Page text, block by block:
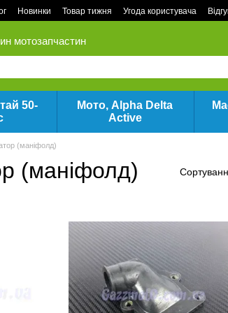
Новинки Товар тижня Угода користувача
мотозапчастин
50-
Мото, Alpha Delta
Active
(маніфолд)
(маніфолд)